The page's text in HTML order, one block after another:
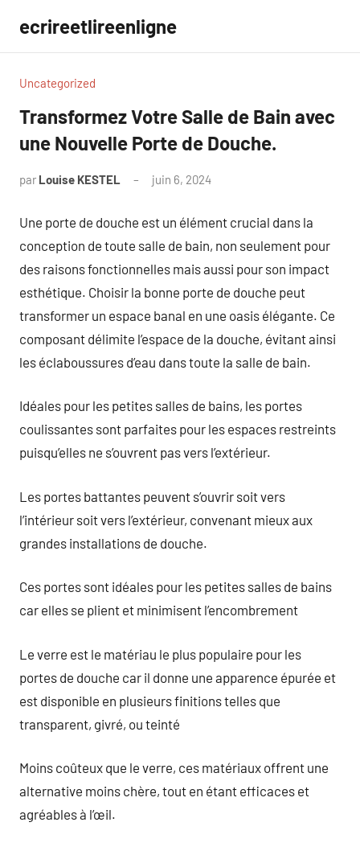
contenu
ecrireetlireenligne
Uncategorized
Transformez Votre Salle de Bain avec
une Nouvelle Porte de Douche.
par Louise KESTEL juin 6, 2024
Une porte de douche est un élément crucial dans la
conception de toute salle de bain, non seulement pour
des raisons fonctionnelles mais aussi pour son impact
esthétique. Choisir la bonne porte de douche peut
transformer un espace banal en une oasis élégante. Ce
composant délimite l’espace de la douche, évitant ainsi
les éclaboussures d’eau dans toute la salle de bain.
Idéales pour les petites salles de bains, les portes
coulissantes sont parfaites pour les espaces restreints
puisqu’elles ne s’ouvrent pas vers l’extérieur.
Les portes battantes peuvent s’ouvrir soit vers
l’intérieur soit vers l’extérieur, convenant mieux aux
grandes installations de douche.
Ces portes sont idéales pour les petites salles de bains
car elles se plient et minimisent l’encombrement
Le verre est le matériau le plus populaire pour les
portes de douche car il donne une apparence épurée et
est disponible en plusieurs finitions telles que
transparent, givré, ou teinté
Moins coûteux que le verre, ces matériaux offrent une
alternative moins chère, tout en étant efficaces et
agréables à l’œil.